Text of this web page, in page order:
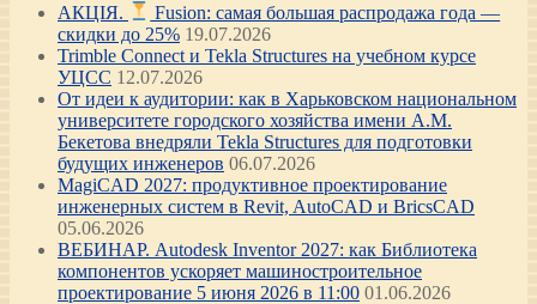
АКЦІЯ.
Fusion: самая большая распродажа года —
скидки до 25% 19.07.2026
Trimble Connect и Tekla Structures на учебном курсе
УЦСС 12.07.2026
От идеи к аудитории: как в Харьковском национальном
университете городского хозяйства имени А.М.
Бекетова внедряли Tekla Structures для подготовки
будущих инженеров 06.07.2026
MagiCAD 2027: продуктивное проектирование
инженерных систем в Revit, AutoCAD и BricsCAD
05.06.2026
ВЕБИНАР. Autodesk Inventor 2027: как Библиотека
компонентов ускоряет машиностроительное
проектирование 5 июня 2026 в 11:00 01.06.2026